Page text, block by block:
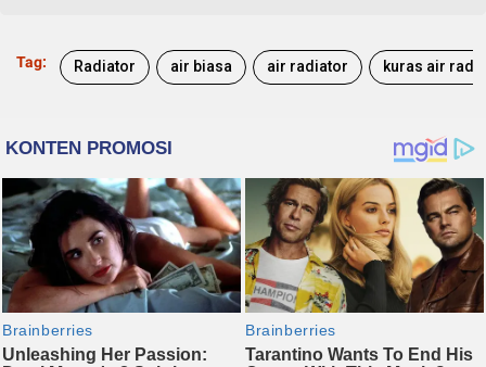
Tag: Radiator air biasa air radiator kuras air